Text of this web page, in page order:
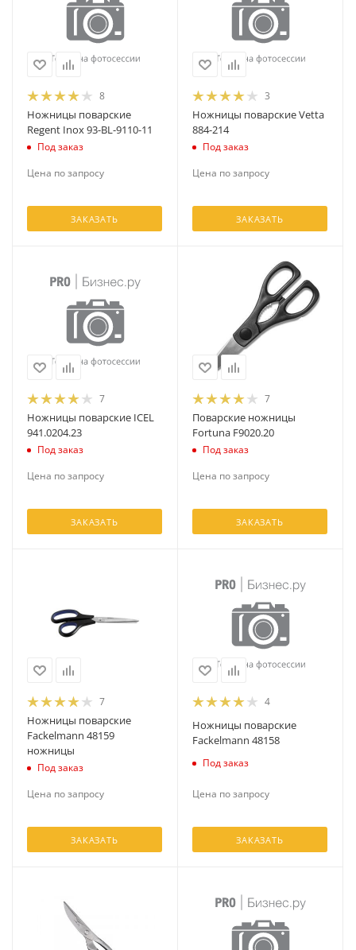
8
Ножницы поварские
Regent Inox 93-BL-9110-11
Под заказ
Цена по запросу
ЗАКАЗАТЬ
3
Ножницы поварские Vetta
884-214
Под заказ
Цена по запросу
ЗАКАЗАТЬ
7
Ножницы поварские ICEL
941.0204.23
Под заказ
Цена по запросу
ЗАКАЗАТЬ
7
Поварские ножницы
Fortuna F9020.20
Под заказ
Цена по запросу
ЗАКАЗАТЬ
7
Ножницы поварские
Fackelmann 48159
ножницы
Под заказ
Цена по запросу
ЗАКАЗАТЬ
4
Ножницы поварские
Fackelmann 48158
Под заказ
Цена по запросу
ЗАКАЗАТЬ